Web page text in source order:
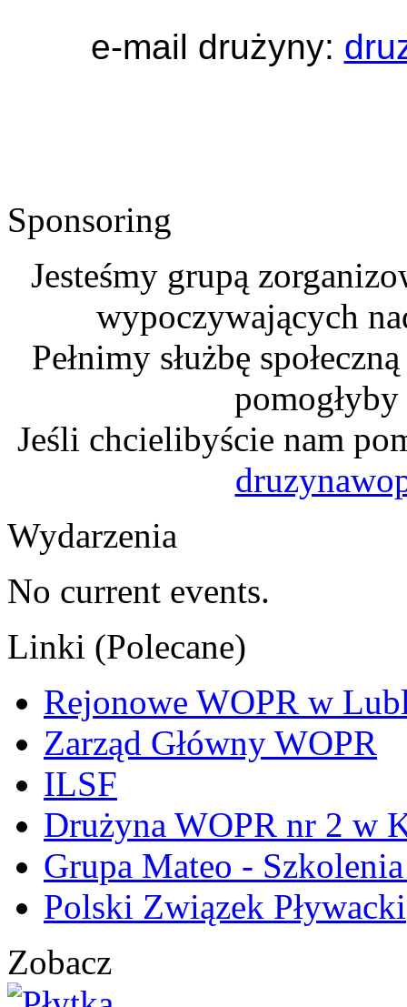
e-mail drużyny:
Sponsoring
Jesteśmy grupą
wypoczywających
Pełnimy służbę
Jeśli chcielibyście nam
Wydarzenia
No current events.
Linki (Polecane)
Rejonowe WOPR w
Zarząd Główny WOPR
ILSF
Drużyna WOPR nr 2 w
Grupa Mateo -
Polski Związek Pływacki
Zobacz